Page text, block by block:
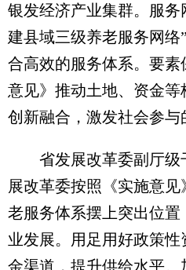
银发经济产业集群。服务
建县域三级养老服务网络
合高效的服务体系。要
意见》推动土地、资金
创新融合，激发社会参与
省发展改革委副厅级
展改革委按照《实施意
老服务体系摆上突出位
业发展。用足用好政策
金渠道，提升供给水平。